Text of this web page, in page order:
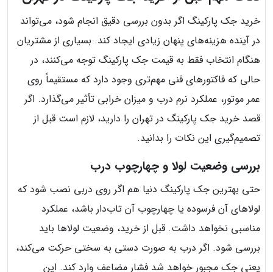
خرید جک پارکینگ اگر بدون بررسی دقیق انجام شود، می‌تواند
در آینده هزینه‌های پنهان زیادی ایجاد کند. بسیاری از مشتریان
هنگام انتخاب فقط به قیمت جک پارکینگ توجه می‌کنند، در
حالی که فاکتورهای فنی مهم‌تری وجود دارد که مستقیماً روی
عمر موتور، عملکرد نرم درب و میزان خرابی تأثیر می‌گذارد. اگر
قصد خرید جک پارکینگ در تهران را دارید، لازم است قبل از
تصمیم‌گیری این نکات را بدانید.
بررسی وضعیت لولا و چهارچوب درب
حتی بهترین جک پارکینگ دنیا هم اگر روی دربی نصب شود که
لولاهای آن فرسوده یا چهارچوب آن تاب‌دار باشد، عملکرد
مناسبی نخواهد داشت. قبل از خرید، وضعیت لولاها باید
بررسی شود. اگر درب به صورت دستی به سختی حرکت می‌کند،
یعنی جک مجبور خواهد شد فشار مضاعف وارد کند. این